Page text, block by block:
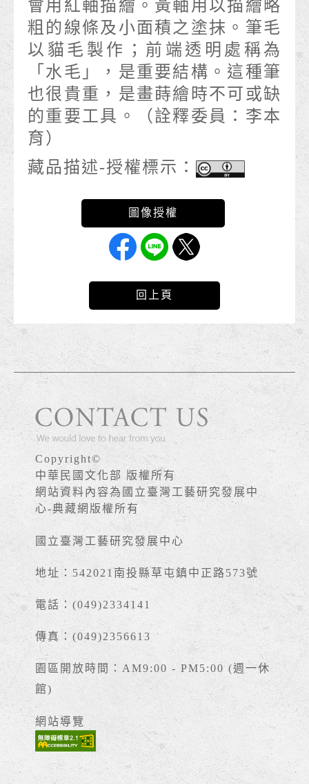
會用紅軸描繪。黃軸用以描繪略
粗的線條及小面積之塗抹。筆毛
以貓毛製作；前端透明處稱為
「水毛」，是重要結構。這種筆
也很貴重，是畫蒔繪時不可或缺
的重要工具。（詮釋委員：李本
育）
藏品描述-授權標示：
回上頁
Copyright©
中華民國文化部 版權所有
網站資料內容為國立臺灣工藝研究發展中
心-典藏網版權所有
國立臺灣工藝研究發展中心
地址：542021南投縣草屯鎮中正路573號
電話：(049)2334141
傳真：(049)2356613
園區開放時間：AM9:00 - PM5:00 (週一休
館)
網站導覽